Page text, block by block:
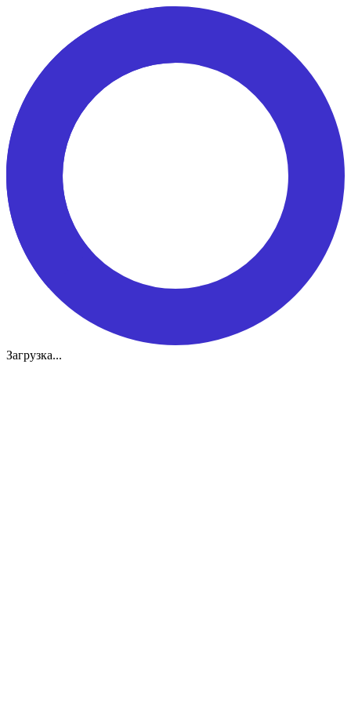
Загрузка...